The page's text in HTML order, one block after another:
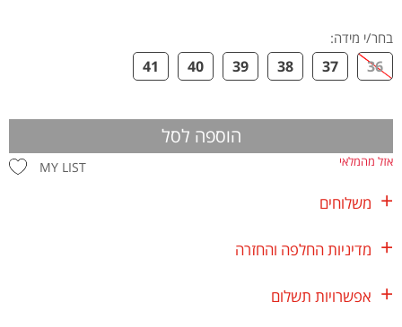
בחר/י מידה:
36
37
38
39
40
41
הוספה לסל
MY LIST אזל מהמלאי
משלוחים
מדיניות החלפה והחזרה
אפשרויות תשלום